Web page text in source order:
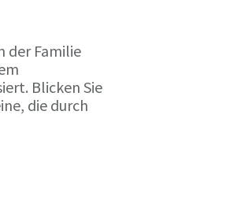
der Familie
Blicken Sie
die durch